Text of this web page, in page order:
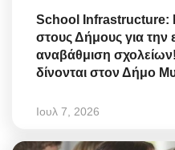
School Infrastructure:
στους Δήμους για την
αναβάθμιση
δίνονται στον Δήμο
Ιουλ 7, 2026